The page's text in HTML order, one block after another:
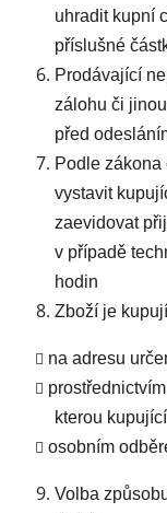
uhradit kupní
příslušné
Prodávající
zálohu či
před
Podle
vystavit
zaevidovat
v případě
hodin
Zboží je
na adresu
kterou
osobním
Volba